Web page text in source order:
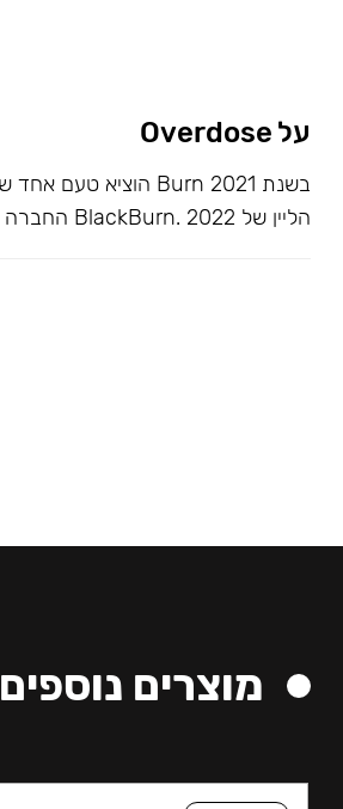
על Overdose
הליין של BlackBurn. 2022 החברה מוציאה ליין שלם של טעמים
מוצרים נוספים